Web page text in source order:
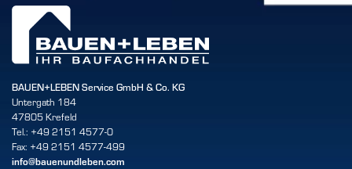
BAUEN+LEBEN Service GmbH & Co. KG
Untergath 184
47805 Krefeld
Tel.: +49 2151 4577-0
Fax: +49 2151 4577-499
info@bauenundleben.com